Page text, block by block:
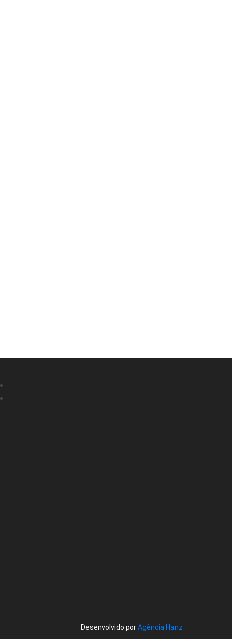
Desenvolvido porAgência Hanz